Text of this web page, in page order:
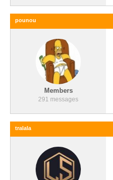
pounou
Members
291 messages
tralala